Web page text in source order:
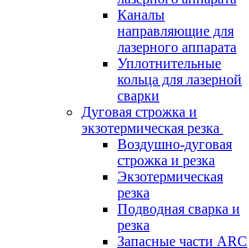
Каналы
направляющие для
лазерного аппарата
Уплотнительные
кольца для лазерной
сварки
Дуговая строжка и
экзотермическая резка
Воздушно-дуговая
строжка и резка
Экзотермическая
резка
Подводная сварка и
резка
Запасные части ARC